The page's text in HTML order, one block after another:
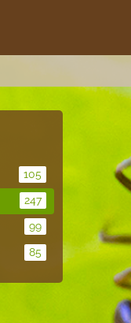
105
247
99
85